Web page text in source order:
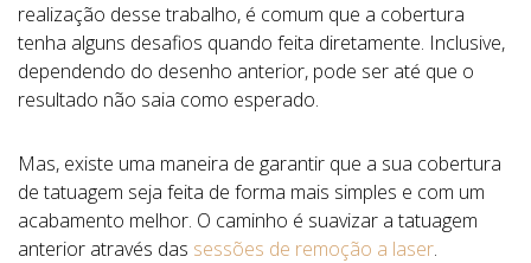
realização desse trabalho, é comum que a cobertura
tenha alguns desafios quando feita diretamente. Inclusive,
dependendo do desenho anterior, pode ser até que o
resultado não saia como esperado.
Mas, existe uma maneira de garantir que a sua cobertura
de tatuagem seja feita de forma mais simples e com um
acabamento melhor. O caminho é suavizar a tatuagem
anterior através das sessões de remoção a laser.